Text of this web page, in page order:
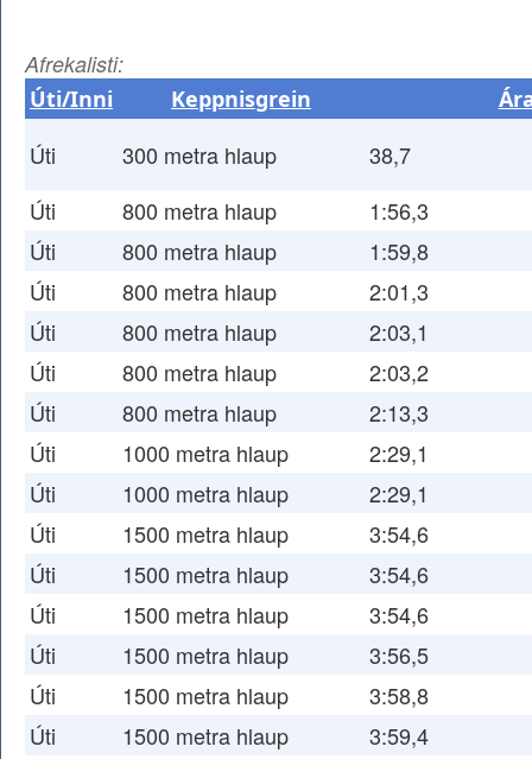
Afrekalisti:
Úti/Inni Keppnisgrein
Úti 300 metra hlaup
38,7
Úti
800 metra hlaup
1:56,3
Úti
800 metra hlaup
1:59,8
Úti
800 metra hlaup
2:01,3
Úti
800 metra hlaup
2:03,1
Úti
800 metra hlaup
2:03,2
Úti
800 metra hlaup
2:13,3
Úti
1000 metra hlaup
2:29,1
Úti
1000 metra hlaup
2:29,1
Úti
1500 metra hlaup
3:54,6
Úti
1500 metra hlaup
3:54,6
Úti
1500 metra hlaup
3:54,6
Úti
1500 metra hlaup
3:56,5
Úti
1500 metra hlaup
3:58,8
Úti
1500 metra hlaup
3:59,4